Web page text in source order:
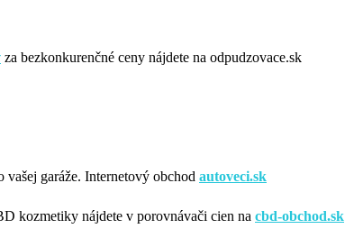
za bezkonkurenčné ceny nájdete na odpudzovace.sk
garáže. Internetový obchod autoveci.sk
kozmetiky nájdete v porovnávači cien na cbd-obchod.sk